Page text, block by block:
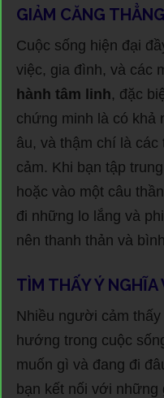
GIẢM CĂNG
Cuộc sống hiện đại
việc, gia đình, và các
hành tâm linh, đặc
chứng minh là có khả
âu, và thậm chí là
cảm. Khi bạn tập
hoặc vào một câu
đi những lo lắng và
nên thanh thản và
TÌM THẤY Ý
Nhiều người cảm
hướng trong cuộc
muốn gì và đang đi
bạn kết nối với những